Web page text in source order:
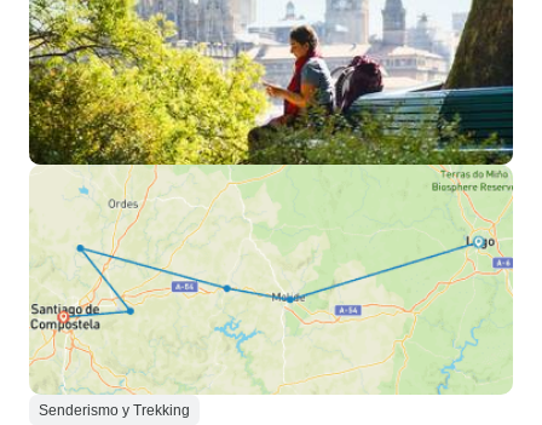
Senderismo y Trekking